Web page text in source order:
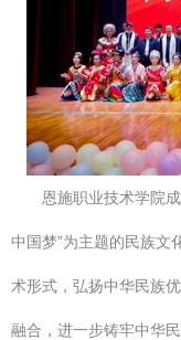
恩施职业技术学院
中国梦”为主题的民族文
术形式，弘扬中华民族
融合，进一步铸牢中华